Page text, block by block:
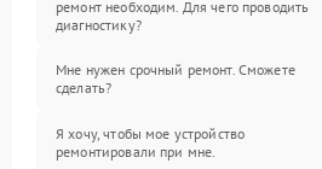
ремонт необходим. Для чего проводить
диагностику?
Мне нужен срочный ремонт. Сможете
сделать?
Я хочу, чтобы мое устройство
ремонтировали при мне.